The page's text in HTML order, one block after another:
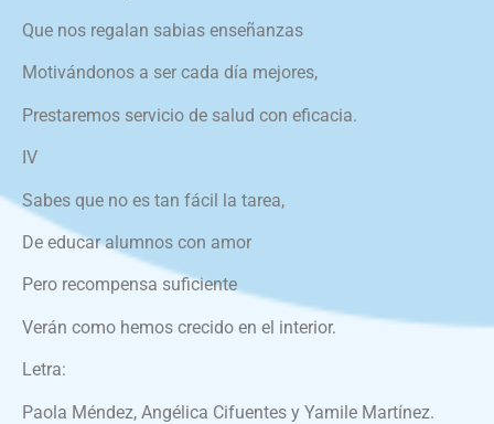
Que nos regalan sabias enseñanzas
Motivándonos a ser cada día mejores,
Prestaremos servicio de salud con eficacia.
IV
Sabes que no es tan fácil la tarea,
De educar alumnos con amor
Pero recompensa suficiente
Verán como hemos crecido en el interior.
Letra:
Paola Méndez, Angélica Cifuentes y Yamile Martínez.